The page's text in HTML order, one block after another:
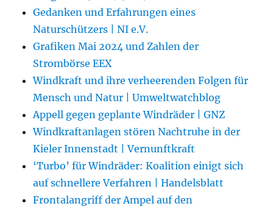
Gedanken und Erfahrungen eines
Naturschützers | NI e.V.
Grafiken Mai 2024 und Zahlen der
Strombörse EEX
Windkraft und ihre verheerenden Folgen für
Mensch und Natur | Umweltwatchblog
Appell gegen geplante Windräder | GNZ
Windkraftanlagen stören Nachtruhe in der
Kieler Innenstadt | Vernunftkraft
‘Turbo’ für Windräder: Koalition einigt sich
auf schnellere Verfahren | Handelsblatt
Frontalangriff der Ampel auf den